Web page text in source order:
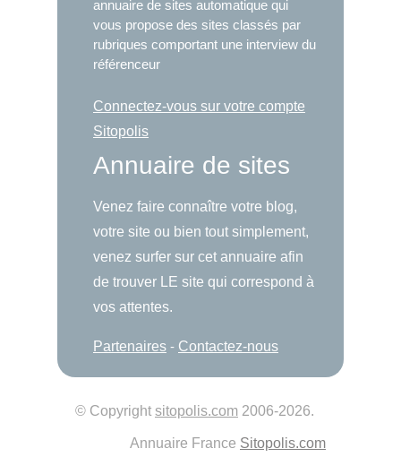
annuaire de sites automatique qui
vous propose des sites classés par
rubriques comportant une interview du
référenceur
Connectez-vous sur votre compte
Sitopolis
Annuaire de sites
Venez faire connaître votre blog,
votre site ou bien tout simplement,
venez surfer sur cet annuaire afin
de trouver LE site qui correspond à
vos attentes.
Partenaires - Contactez-nous
© Copyright sitopolis.com 2006-2026.
Annuaire France Sitopolis.com